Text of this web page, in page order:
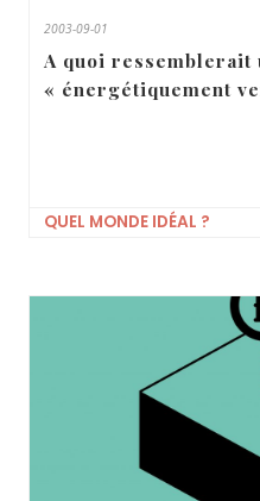
2003-09-01
A quoi ressemblerait
« énergétiquement
QUEL MONDE IDÉAL ?